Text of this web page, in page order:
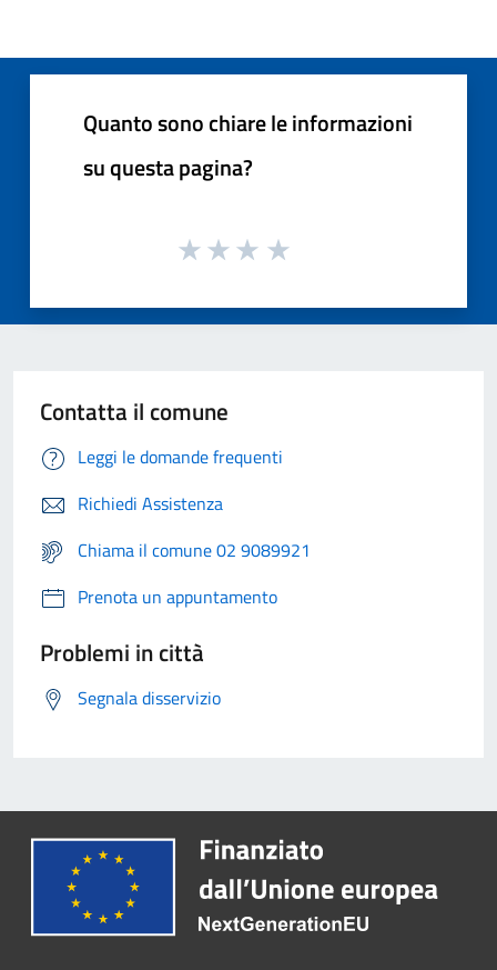
Quanto sono chiare le informazioni
su questa pagina?
Contatta il comune
Leggi le domande frequenti
Richiedi Assistenza
Chiama il comune 02 9089921
Prenota un appuntamento
Problemi in città
Segnala disservizio